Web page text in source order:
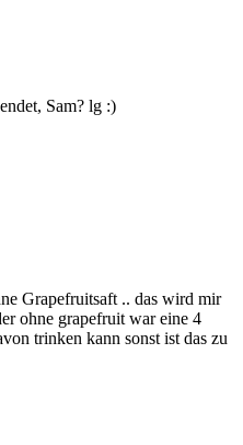
Sam? lg :)
Grapefruitsaft .. das wird mir
ohne grapefruit war eine 4
trinken kann sonst ist das zu